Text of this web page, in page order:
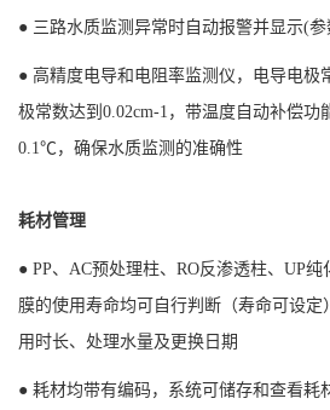
● 三路水质监测异常时自动报警并显示(
● 高精度电导和电阻率监测仪，电导电极
极常数达到0.02cm-1，带温度自动补偿功
0.1℃，确保水质监测的准确性
耗材管理
● PP、AC预处理柱、RO反渗透柱、UP
膜的使用寿命均可自行判断（寿命可设
用时长、处理水量及更换日期
● 耗材均带有编码，系统可储存和查看耗